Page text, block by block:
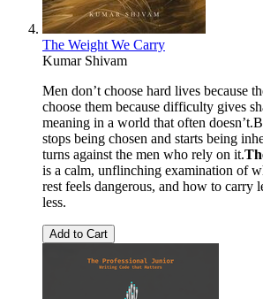
The Weight We Carry
Kumar Shivam
Men don’t choose hard lives because
choose them because difficulty gives
meaning in a world that often
stops being chosen and starts being
turns against the men who rely on it.
is a calm, unflinching examination of
rest feels dangerous, and how to carry
less.
Add to Cart